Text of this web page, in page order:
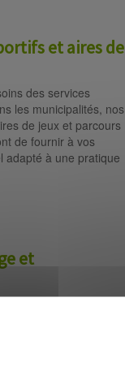
et aires de
des services
les municipalités, nos
de jeux et parcours
de fournir à vos
adapté à une pratique
et